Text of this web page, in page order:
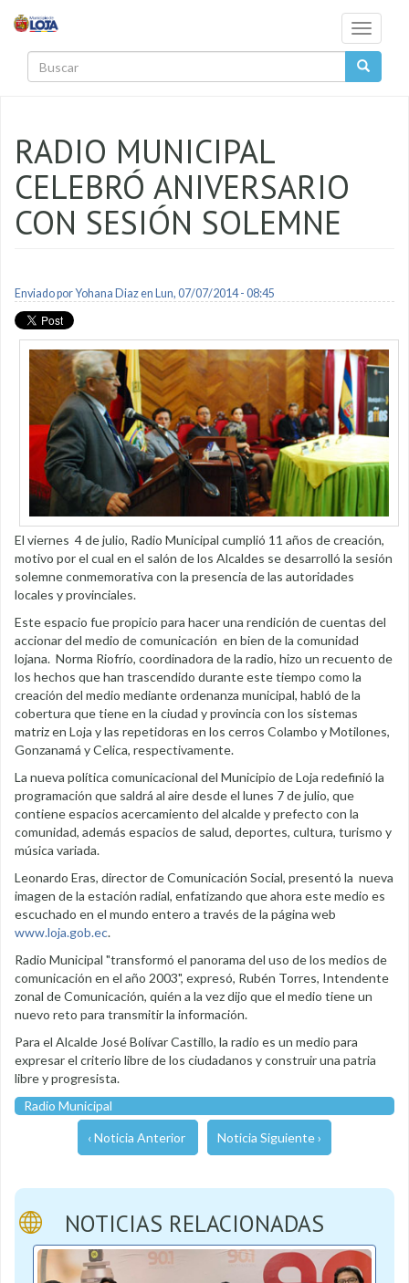
Toggle
RADIO MUNICIPAL
CELEBRÓ ANIVERSARIO
CON SESIÓN SOLEMNE
Enviado porYohana Diazen Lun, 07/07/2014 - 08:45
El viernes 4 de julio, Radio Municipal cumplió 11 años de creación,
motivo por el cual en el salón de los Alcaldes se desarrolló la sesión
solemne conmemorativa con la presencia de las autoridades
locales y provinciales.
Este espacio fue propicio para hacer una rendición de cuentas del
accionar del medio de comunicación en bien de la comunidad
lojana. Norma Riofrío, coordinadora de la radio, hizo un recuento de
los hechos que han trascendido durante este tiempo como la
creación del medio mediante ordenanza municipal, habló de la
cobertura que tiene en la ciudad y provincia con los sistemas
matriz en Loja y las repetidoras en los cerros Colambo y Motilones,
Gonzanamá y Celica, respectivamente.
La nueva política comunicacional del Municipio de Loja redefinió la
programación que saldrá al aire desde el lunes 7 de julio, que
contiene espacios acercamiento del alcalde y prefecto con la
comunidad, además espacios de salud, deportes, cultura, turismo y
música variada.
Leonardo Eras, director de Comunicación Social, presentó la nueva
imagen de la estación radial, enfatizando que ahora este medio es
escuchado en el mundo entero a través de la página web
www.loja.gob.ec.
Radio Municipal "transformó el panorama del uso de los medios de
comunicación en el año 2003", expresó, Rubén Torres, Intendente
zonal de Comunicación, quién a la vez dijo que el medio tiene un
nuevo reto para transmitir la información.
Para el Alcalde José Bolívar Castillo, la radio es un medio para
expresar el criterio libre de los ciudadanos y construir una patria
libre y progresista.
Radio Municipal
‹ Noticia Anterior Noticia Siguiente ›
NOTICIAS RELACIONADAS